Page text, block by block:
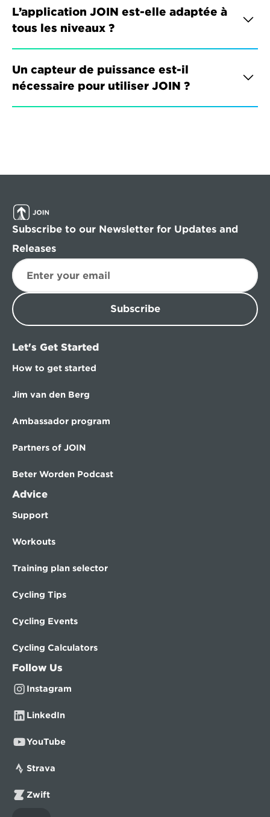
L’application JOIN est-elle adaptée à
tous les niveaux ?
Un capteur de puissance est-il
nécessaire pour utiliser JOIN ?
Subscribe to our Newsletter for Updates and
Releases
Subscribe
Let's Get Started
How to get started
Jim van den Berg
Ambassador program
Partners of JOIN
Beter Worden Podcast
Advice
Support
Workouts
Training plan selector
Cycling Tips
Cycling Events
Cycling Calculators
Follow Us
Instagram
LinkedIn
YouTube
Strava
Zwift